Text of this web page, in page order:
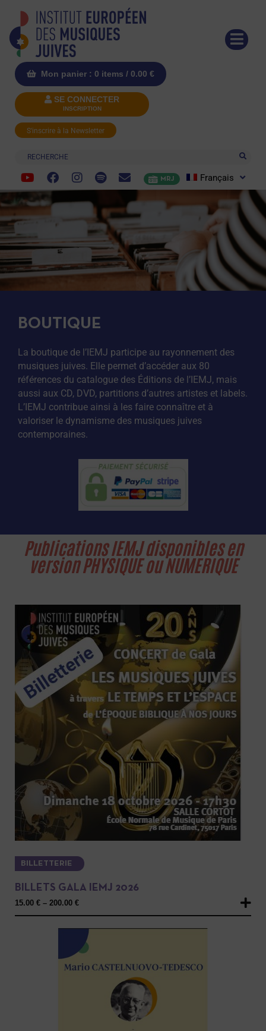
Mon panier : 0 items / 0.00 €
SE CONNECTER
INSCRIPTION
S'inscrire à la Newsletter
Recherche
MRJ Français
BOUTIQUE
La boutique de l’IEMJ participe au rayonnement des
musiques juives. Elle permet d’accéder aux 80
références du catalogue des Éditions de l’IEMJ, mais
aussi aux CD, DVD, partitions d’autres artistes et labels.
L’IEMJ contribue ainsi à les faire connaître et à
valoriser le dynamisme des musiques juives
contemporaines.
Publications IEMJ disponibles en
version PHYSIQUE ou NUMERIQUE
BILLETTERIE
BILLETS GALA IEMJ 2026
15.00 € – 200.00 €